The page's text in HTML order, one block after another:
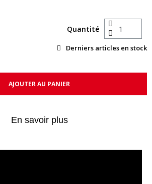
Quantité
Derniers articles en stock
AJOUTER AU PANIER
En savoir plus